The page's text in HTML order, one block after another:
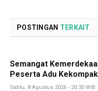
POSTINGAN TERKAIT
Semangat
Peserta Adu
Sabtu, 8 Agustus 2026 - 20:30 WIB